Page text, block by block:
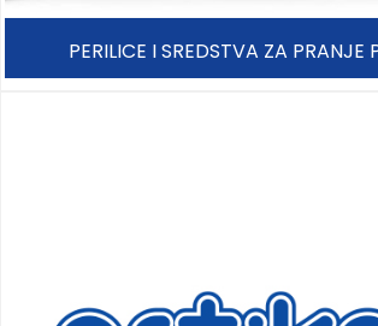
PERILICE I SREDSTVA ZA PRANJE